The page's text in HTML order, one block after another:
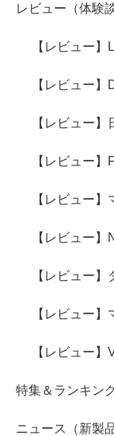
レビュー（体験談
【レビュー】
【レビュー】
【レビュー】
【レビュー】
【レビュー
【レビュー】
【レビュー】
【レビュー】
【レビュー】
特集＆ランキン
ニュース（新製